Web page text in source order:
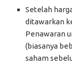
Setelah
ditawarkan
Penawaran
(biasanya
saham